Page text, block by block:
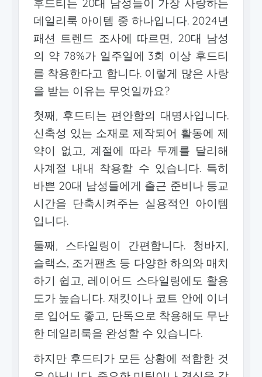
데일리룩 아이템 중 하나입니다. 2024년
패션 트렌드 조사에 따르면, 20대 남성
의 약 78%가 일주일에 3회 이상 후드티
를 착용한다고 합니다. 이렇게 많은 사랑
을 받는 이유는 무엇일까요?
첫째, 후드티는 편안함의 대명사입니다.
신축성 있는 소재로 제작되어 활동에 제
약이 없고, 계절에 따라 두께를 달리해
사계절 내내 착용할 수 있습니다. 특히
바쁜 20대 남성들에게 출근 준비나 등교
시간을 단축시켜주는 실용적인 아이템
입니다.
둘째, 스타일링이 간편합니다. 청바지,
슬랙스, 조거팬츠 등 다양한 하의와 매치
하기 쉽고, 레이어드 스타일링에도 활용
도가 높습니다. 재킷이나 코트 안에 이너
로 입어도 좋고, 단독으로 착용해도 무난
한 데일리룩을 완성할 수 있습니다.
하지만 후드티가 모든 상황에 적합한 것